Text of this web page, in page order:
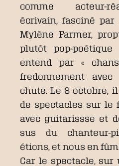
comme acteur-
écrivain, fasciné
Mylène Farmer,
plutôt pop-
entend par «
fredonnement
chute. Le 8 octobre,
de spectacles sur le
avec guitarissse et
sus du chanteur-
étions, et nous en
Car le spectacle, sur